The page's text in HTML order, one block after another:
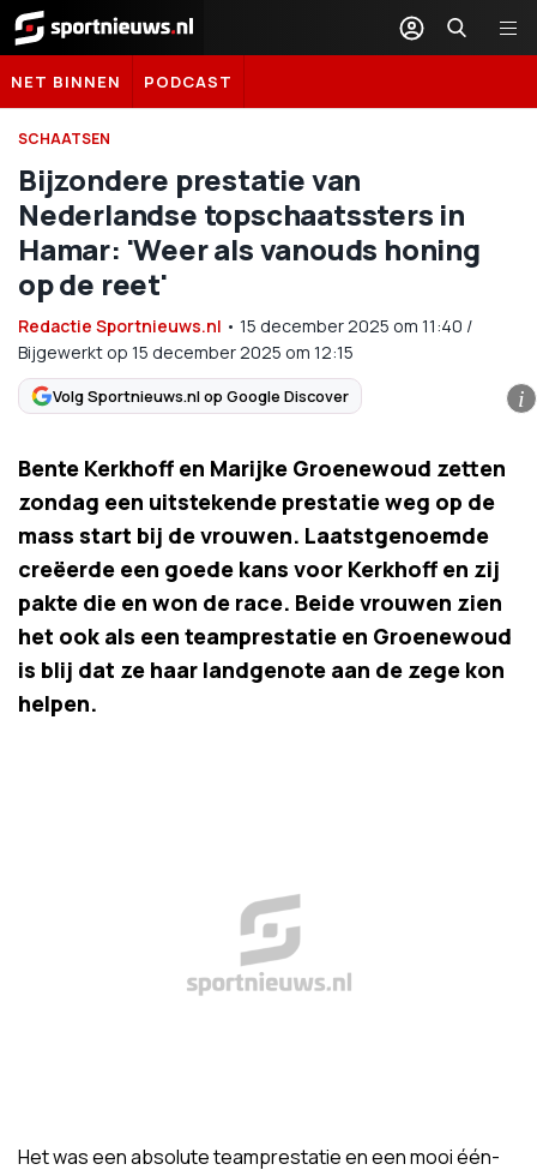
Sportnieuws.nl
NET BINNEN PODCAST
SCHAATSEN
Bijzondere prestatie van
Nederlandse topschaatssters in
Hamar: 'Weer als vanouds honing
op de reet'
Redactie Sportnieuws.nl • 15 december 2025 om 11:40 /
Bijgewerkt op 15 december 2025 om 12:15
Volg Sportnieuws.nl op Google Discover i
Bente Kerkhoff en Marijke Groenewoud zetten
zondag een uitstekende prestatie weg op de
mass start bij de vrouwen. Laatstgenoemde
creëerde een goede kans voor Kerkhoff en zij
pakte die en won de race. Beide vrouwen zien
het ook als een teamprestatie en Groenewoud
is blij dat ze haar landgenote aan de zege kon
helpen.
Het was een absolute teamprestatie en een mooi één-